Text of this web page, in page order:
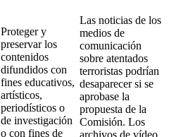
Proteger y
preservar los
contenidos
difundidos con
fines educativos,
artísticos,
periodísticos o
de investigación
o con fines de
Las noticias de los
medios de
comunicación
sobre atentados
terroristas podrían
desaparecer si se
aprobase la
propuesta de la
Comisión. Los
archivos de vídeo